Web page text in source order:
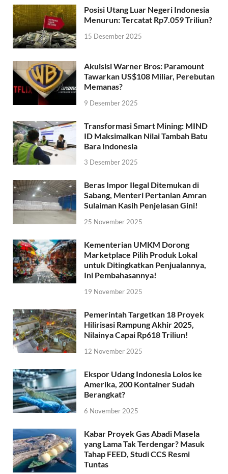
Posisi Utang Luar Negeri Indonesia
Menurun: Tercatat Rp7.059 Triliun?
15 Desember 2025
Akuisisi Warner Bros: Paramount
Tawarkan US$108 Miliar, Perebutan
Memanas?
9 Desember 2025
Transformasi Smart Mining: MIND
ID Maksimalkan Nilai Tambah Batu
Bara Indonesia
3 Desember 2025
Beras Impor Ilegal Ditemukan di
Sabang, Menteri Pertanian Amran
Sulaiman Kasih Penjelasan Gini!
25 November 2025
Kementerian UMKM Dorong
Marketplace Pilih Produk Lokal
untuk Ditingkatkan Penjualannya,
Ini Pembahasannya!
19 November 2025
Pemerintah Targetkan 18 Proyek
Hilirisasi Rampung Akhir 2025,
Nilainya Capai Rp618 Triliun!
12 November 2025
Ekspor Udang Indonesia Lolos ke
Amerika, 200 Kontainer Sudah
Berangkat?
6 November 2025
Kabar Proyek Gas Abadi Masela
yang Lama Tak Terdengar? Masuk
Tahap FEED, Studi CCS Resmi
Tuntas